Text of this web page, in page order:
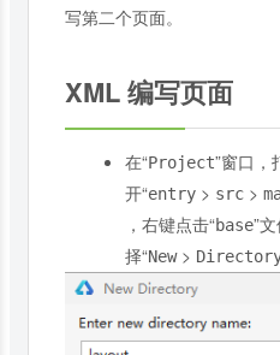
写第二个页面。
XML 编写页面
在“Project”窗口，
开“entry > src >
，右键点击“base”
择“New>